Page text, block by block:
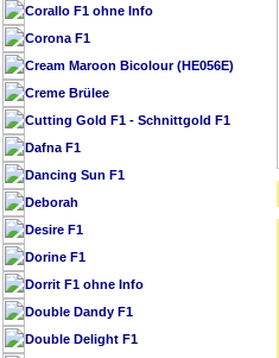
Corallo F1 ohne Info
Corona F1
Cream Maroon Bicolour (HE056E)
Creme Brülee
Cutting Gold F1 - Schnittgold F1
Dafna F1
Dancing Sun F1
Deborah
Desire F1
Dorine F1
Dorrit F1 ohne Info
Double Dandy F1
Double Delight F1